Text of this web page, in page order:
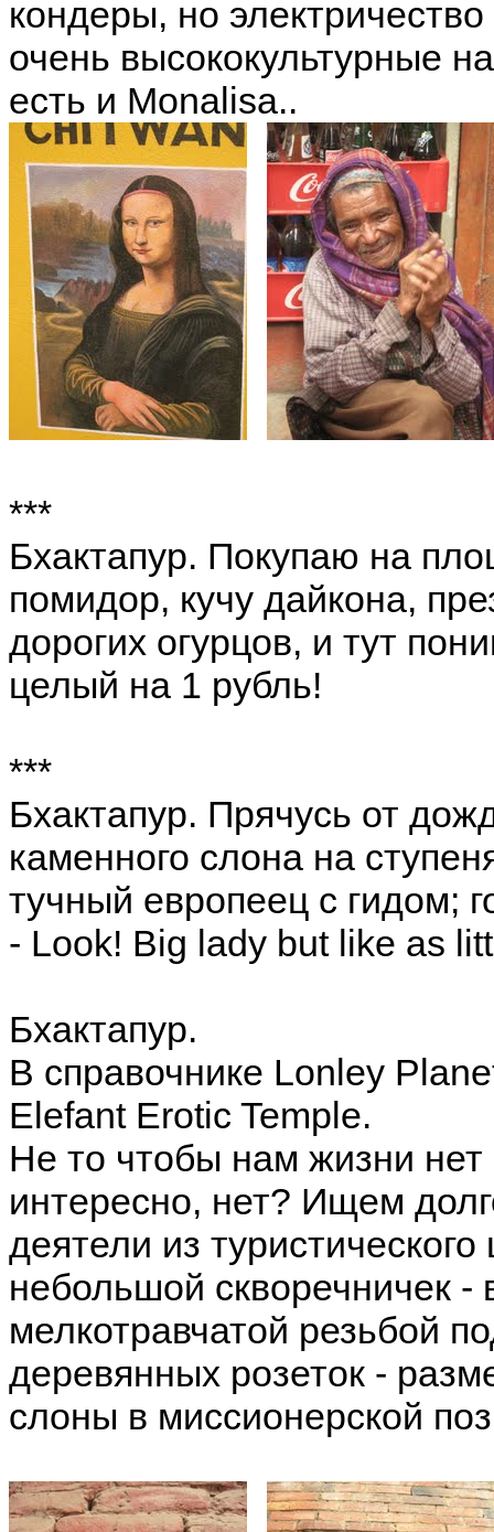
кондеры, но
очень высококультурные
есть и Monalisa..
***
Бхактапур. Покупаю на
помидор, кучу дайкона,
дорогих огурцов, и тут
целый на 1 рубль!
***
Бхактапур. Прячусь от
каменного слона на
тучный европеец с гидом;
- Look! Big lady but like as
Бхактапур.
В справочнике Lonley
Elefant Erotic Temple.
Не то чтобы нам жизни нет
интересно, нет? Ищем
деятели из
небольшой скворечничек -
мелкотравчатой резьбой
деревянных розеток -
слоны в миссионерской